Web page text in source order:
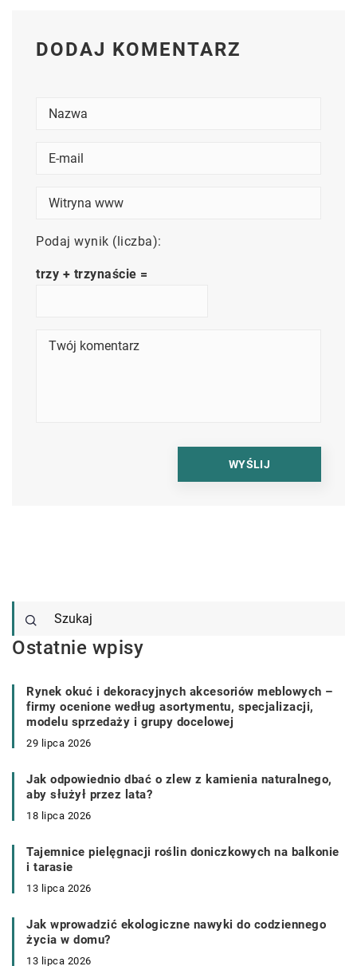
DODAJ KOMENTARZ
Podaj wynik (liczba):
trzy + trzynaście =
Ostatnie wpisy
Rynek okuć i dekoracyjnych akcesoriów meblowych –
firmy ocenione według asortymentu, specjalizacji,
modelu sprzedaży i grupy docelowej
29 lipca 2026
Jak odpowiednio dbać o zlew z kamienia naturalnego,
aby służył przez lata?
18 lipca 2026
Tajemnice pielęgnacji roślin doniczkowych na balkonie
i tarasie
13 lipca 2026
Jak wprowadzić ekologiczne nawyki do codziennego
życia w domu?
13 lipca 2026